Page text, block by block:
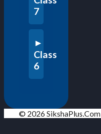
7
Class
6
© 2026 SikshaPlus.Com